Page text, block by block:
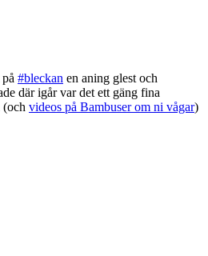
#bleckan en aning glest och
där igår var det ett gäng fina
(och videos på Bambuser om ni vågar)